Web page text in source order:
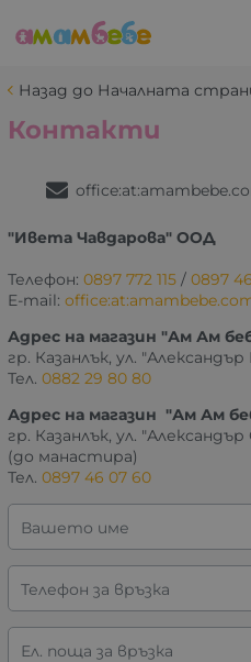
Назад до Началната
Контакти
"Ивета Чавдарова" ООД
Телефон: 0897 772 115 / 0897
E-mail:
Адрес на магазин "Ам Ам
гр. Казанлък, ул.
Тел. 0882 29 80 80
Адрес на магазин "Ам Ам
гр. Казанлък, ул.
(до манастира)
Тел. 0897 46 07 60
Вашето име
Телефон за връзка
Ел. поща за връзка